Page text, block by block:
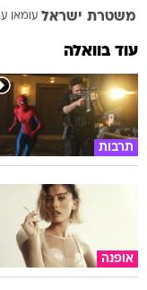
משטרת ישראל עומאן
עוד בוואלה
תרבות
אופנה